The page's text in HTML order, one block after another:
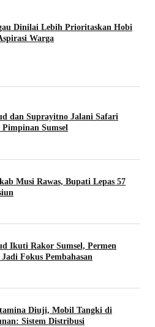
Dinilai Lebih Prioritaskan Hobi
Warga
dan Suprayitno Jalani Safari
Sumsel
Musi Rawas, Bupati Lepas 57
Ikuti Rakor Sumsel, Permen
Fokus Pembahasan
Diuji, Mobil Tangki di
Sistem Distribusi